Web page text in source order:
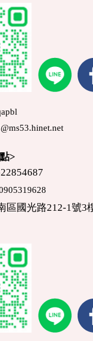
>
區國光路212-1號3